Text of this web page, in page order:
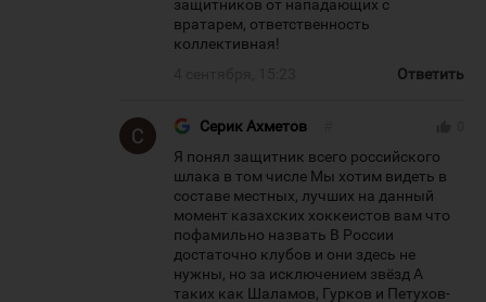
защитников от нападающих с
вратарем, ответственность
коллективная!
Ответить
Серик Ахметов
Я понял защитник всего российского
шлака в том числе Мы хотим видеть в
составе местных, лучших на данный
момент казахских хоккеистов вам что
пофамильно назвать В России
достаточно клубов и они здесь не
нужны, но за исключением звёзд А
таких как Шаламов, Гурков и Петухов-